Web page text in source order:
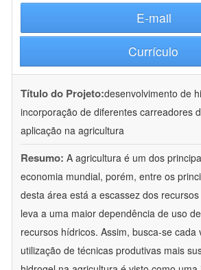
E-mail
Currículo
Título do Projeto:desenvolvimento de
incorporação de diferentes carreadores
aplicação na agricultura
Resumo: A agricultura é um dos
economia mundial, porém, entre os
desta área está a escassez dos
leva a uma maior dependência de uso
recursos hídricos. Assim, busca-se cada
utilização de técnicas produtivas mais